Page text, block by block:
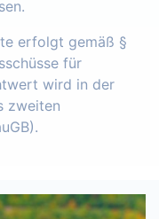
erfolgt gemäß §
für
wird in der
zweiten